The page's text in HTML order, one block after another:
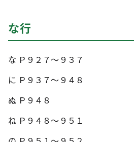
な行
な Ｐ９２７～９３７
に Ｐ９３７～９４８
ぬ Ｐ９４８
ね Ｐ９４８～９５１